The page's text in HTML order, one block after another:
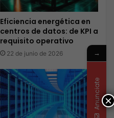
Eficiencia energética en
centros de datos: de KPI a
requisito operativo
22 de junio de 2026
×
→
Anunciate